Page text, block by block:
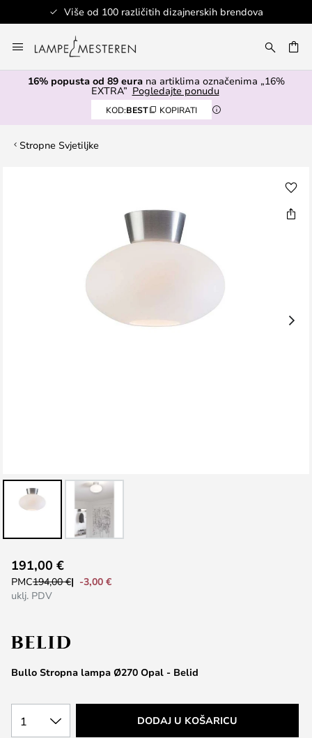
Više od 100 različitih dizajnerskih brendova
to
Content
16% popusta od 89 eurana artiklima označenima „16%
EXTRA” Pogledajte ponudu
KOD:BEST KOPIRATI
Stropne Svjetiljke
to
the
beginning
the
gallery
Bullo Stropna lampa Ø270 Opal - Belid
191,00 €
PMC194,00 €
-3,00 €
uklj. PDV
1 DODAJ U KOŠARICU